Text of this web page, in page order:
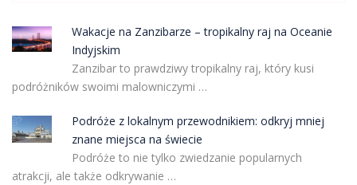
Wakacje na Zanzibarze – tropikalny raj na Oceanie
Indyjskim
Zanzibar to prawdziwy tropikalny raj, który kusi
podróżników swoimi malowniczymi …
Podróże z lokalnym przewodnikiem: odkryj mniej
znane miejsca na świecie
Podróże to nie tylko zwiedzanie popularnych
atrakcji, ale także odkrywanie …